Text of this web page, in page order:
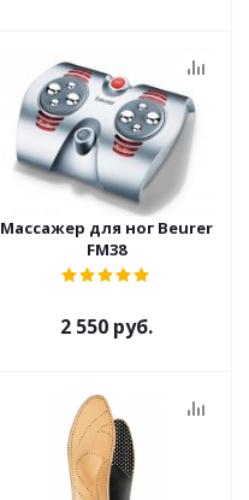
Массажер для ног Beurer
FM38
2 550 руб.